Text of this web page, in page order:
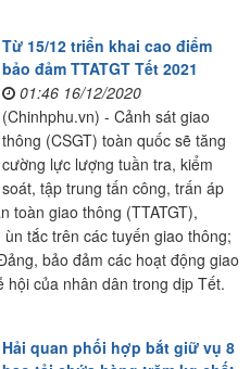
Từ 15/12 triển khai cao điểm
bảo đảm TTATGT Tết 2021
01:46 16/12/2020
(Chinhphu.vn) - Cảnh sát giao
thông (CSGT) toàn quốc sẽ tăng
cường lực lượng tuần tra, kiểm
soát, tập trung tấn công, trấn áp
toàn giao thông (TTATGT),
tắc trên các tuyến giao thông;
bảo đảm các hoạt động giao
hội của nhân dân trong dịp Tết.
Hải quan phối hợp bắt giữ vụ 8